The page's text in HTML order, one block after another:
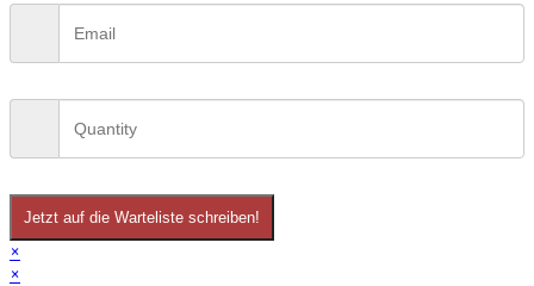
Jetzt auf die Warteliste schreiben!
×
×